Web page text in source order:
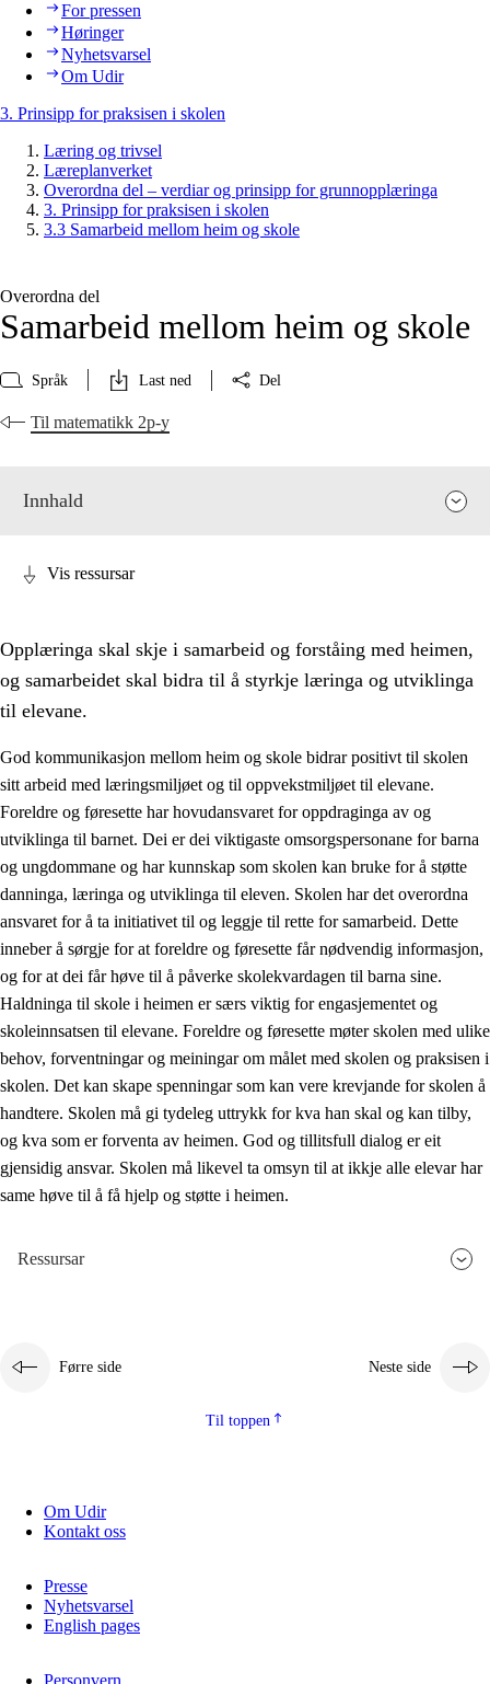
For pressen
Høringer
Nyhetsvarsel
Om Udir
3. Prinsipp for praksisen i skolen
Læring og trivsel
Læreplanverket
Overordna del – verdiar og prinsipp for grunnopplæringa
3. Prinsipp for praksisen i skolen
3.3 Samarbeid mellom heim og skole
Overordna del
Samarbeid mellom heim og skole
Språk Last ned Del
Til matematikk 2p-y
Innhald
3. Prinsipp for praksisen i skolen
Eit inkluderande læringsmiljø
3.2 Undervisning og tilpassa opplæring
3.3 Samarbeid mellom heim og skole
3.4 Opplæring i lærebedrift og arbeidsliv
Profesjonsfellesskap og skoleutvikling
Vis ressursar
Opplæringa skal skje i samarbeid og forståing med heimen,
og samarbeidet skal bidra til å styrkje læringa og utviklinga
til elevane.
God kommunikasjon mellom heim og skole bidrar positivt til skolen
sitt arbeid med læringsmiljøet og til oppvekstmiljøet til elevane.
Foreldre og føresette har hovudansvaret for oppdraginga av og
utviklinga til barnet. Dei er dei viktigaste omsorgspersonane for barna
og ungdommane og har kunnskap som skolen kan bruke for å støtte
danninga, læringa og utviklinga til eleven. Skolen har det overordna
ansvaret for å ta initiativet til og leggje til rette for samarbeid. Dette
inneber å sørgje for at foreldre og føresette får nødvendig informasjon,
og for at dei får høve til å påverke skolekvardagen til barna sine.
Haldninga til skole i heimen er særs viktig for engasjementet og
skoleinnsatsen til elevane. Foreldre og føresette møter skolen med ulike
behov, forventningar og meiningar om målet med skolen og praksisen i
skolen. Det kan skape spenningar som kan vere krevjande for skolen å
handtere. Skolen må gi tydeleg uttrykk for kva han skal og kan tilby,
og kva som er forventa av heimen. God og tillitsfull dialog er eit
gjensidig ansvar. Skolen må likevel ta omsyn til at ikkje alle elevar har
same høve til å få hjelp og støtte i heimen.
Ressursar
Førre side Neste side
Til toppen
Om Udir
Kontakt oss
Presse
Nyhetsvarsel
English pages